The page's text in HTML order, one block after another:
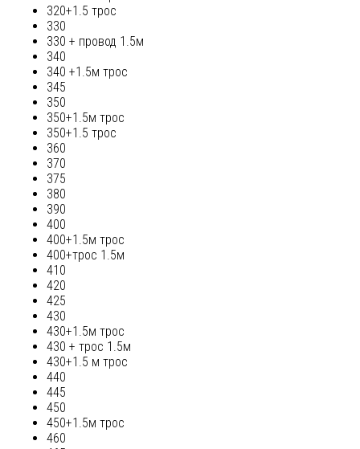
320+1.5 трос
330
330 + провод 1.5м
340
340 +1.5м трос
345
350
350+1.5м трос
350+1.5 трос
360
370
375
380
390
400
400+1.5м трос
400+трос 1.5м
410
420
425
430
430+1.5м трос
430 + трос 1.5м
430+1.5 м трос
440
445
450
450+1.5м трос
460